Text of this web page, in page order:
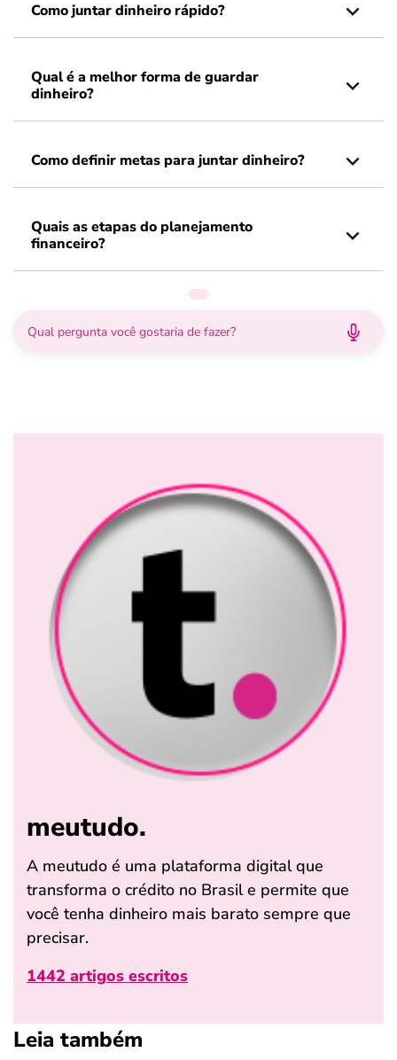
Como juntar dinheiro rápido?
Qual é a melhor forma de guardar
dinheiro?
Como definir metas para juntar dinheiro?
Quais as etapas do planejamento
financeiro?
meutudo.
A meutudo é uma plataforma digital que
transforma o crédito no Brasil e permite que
você tenha dinheiro mais barato sempre que
precisar.
1442 artigos escritos
Leia também